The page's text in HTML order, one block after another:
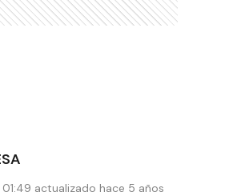
01:49 actualizado hace 5 años